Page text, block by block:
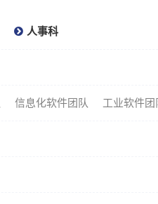
人事科
信息化软件团队 工业软件团